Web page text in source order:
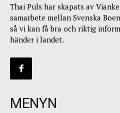
Thai Puls har skapats av
samarbete mellan Svenska
så vi kan få bra och riktig
händer i landet.
MENYN